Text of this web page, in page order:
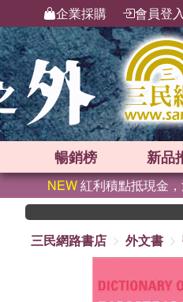
企業採購 會員登入
暢銷榜 新品
NEW紅利積點抵現金
三民網路書店
外文書